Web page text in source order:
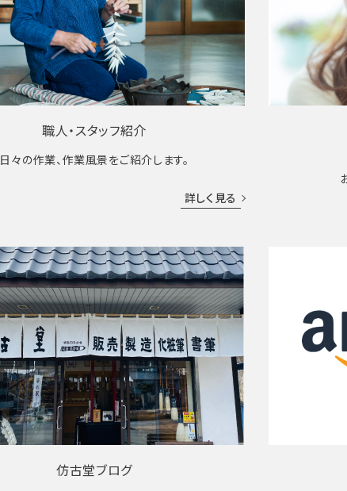
職人・スタッフ紹介
日々の作業、作業風景をご紹介します。
詳しく見る
仿古堂ブログ